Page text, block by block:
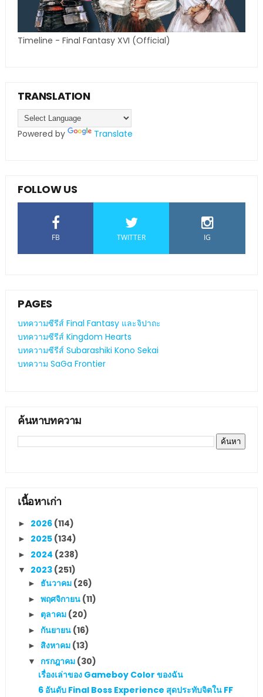
Timeline - Final Fantasy XVI (Official)
TRANSLATION
Powered by Translate
FOLLOW US
FB TWITTER IG
PAGES
บทความซีรีส์ Final Fantasy และจิปาถะ
บทความซีรีส์ Kingdom Hearts
บทความซีรีส์ Subarashiki Kono Sekai
บทความ SaGa Frontier
ค้นหาบทความ
เนื้อหาเก่า
► 2026 (114)
► 2025 (134)
► 2024 (238)
▼ 2023 (251)
► ธันวาคม (26)
► พฤศจิกายน (11)
► ตุลาคม (20)
► กันยายน (16)
► สิงหาคม (13)
▼ กรกฎาคม (30)
เรื่องเล่าของ Gameboy Color ของฉัน
6 อันดับ Final Boss Experience สุดประทับจิตใน FF